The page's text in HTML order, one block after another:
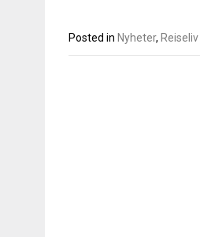
Posted in Nyheter, Reiseliv